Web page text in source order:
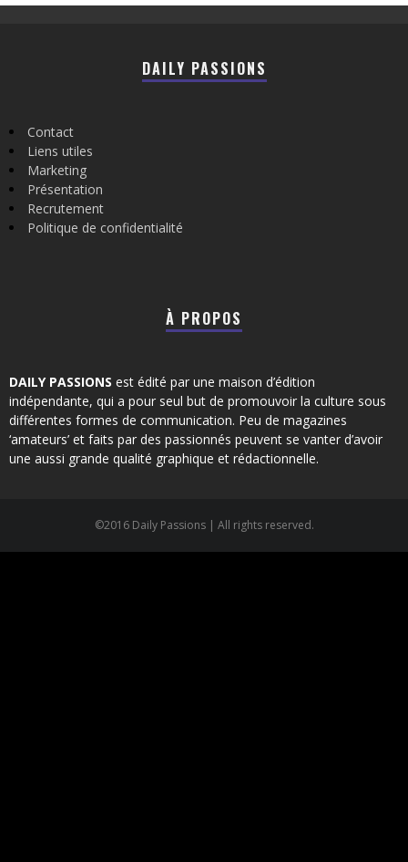
DAILY PASSIONS
Contact
Liens utiles
Marketing
Présentation
Recrutement
Politique de confidentialité
À PROPOS
DAILY PASSIONS est édité par une maison d’édition
indépendante, qui a pour seul but de promouvoir la culture sous
différentes formes de communication. Peu de magazines
‘amateurs’ et faits par des passionnés peuvent se vanter d’avoir
une aussi grande qualité graphique et rédactionnelle.
©2016 Daily Passions | All rights reserved.